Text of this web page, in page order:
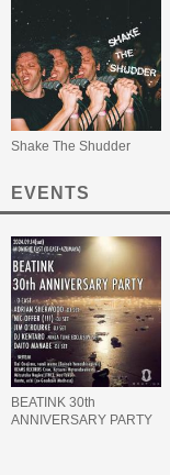
Shake The Shudder
EVENTS
BEATINK 30th
ANNIVERSARY PARTY